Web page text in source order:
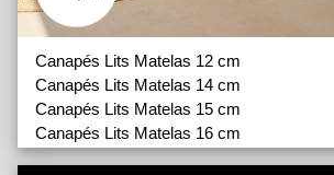
Canapés Lits Matelas 12 cm
Canapés Lits Matelas 14 cm
Canapés Lits Matelas 15 cm
Canapés Lits Matelas 16 cm
Canapés Lits Matelas 18 cm